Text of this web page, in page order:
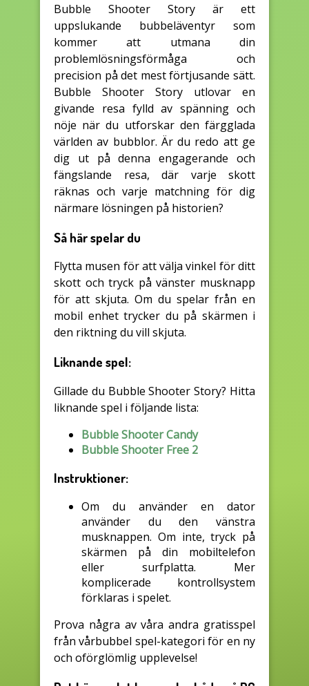
Bubble Shooter Story är ett
uppslukande bubbeläventyr som
kommer att utmana din
problemlösningsförmåga och
precision på det mest förtjusande sätt.
Bubble Shooter Story utlovar en
givande resa fylld av spänning och
nöje när du utforskar den färgglada
världen av bubblor. Är du redo att ge
dig ut på denna engagerande och
fängslande resa, där varje skott
räknas och varje matchning för dig
närmare lösningen på historien?
Så här spelar du
Flytta musen för att välja vinkel för ditt
skott och tryck på vänster musknapp
för att skjuta. Om du spelar från en
mobil enhet trycker du på skärmen i
den riktning du vill skjuta.
Liknande spel:
Gillade du Bubble Shooter Story? Hitta
liknande spel i följande lista:
Bubble Shooter Candy
Bubble Shooter Free 2
Instruktioner:
Om du använder en dator
använder du den vänstra
musknappen. Om inte, tryck på
skärmen på din mobiltelefon
eller surfplatta. Mer
komplicerade kontrollsystem
förklaras i spelet.
Prova några av våra andra gratisspel
från vårbubbel spel-kategori för en ny
och oförglömlig upplevelse!